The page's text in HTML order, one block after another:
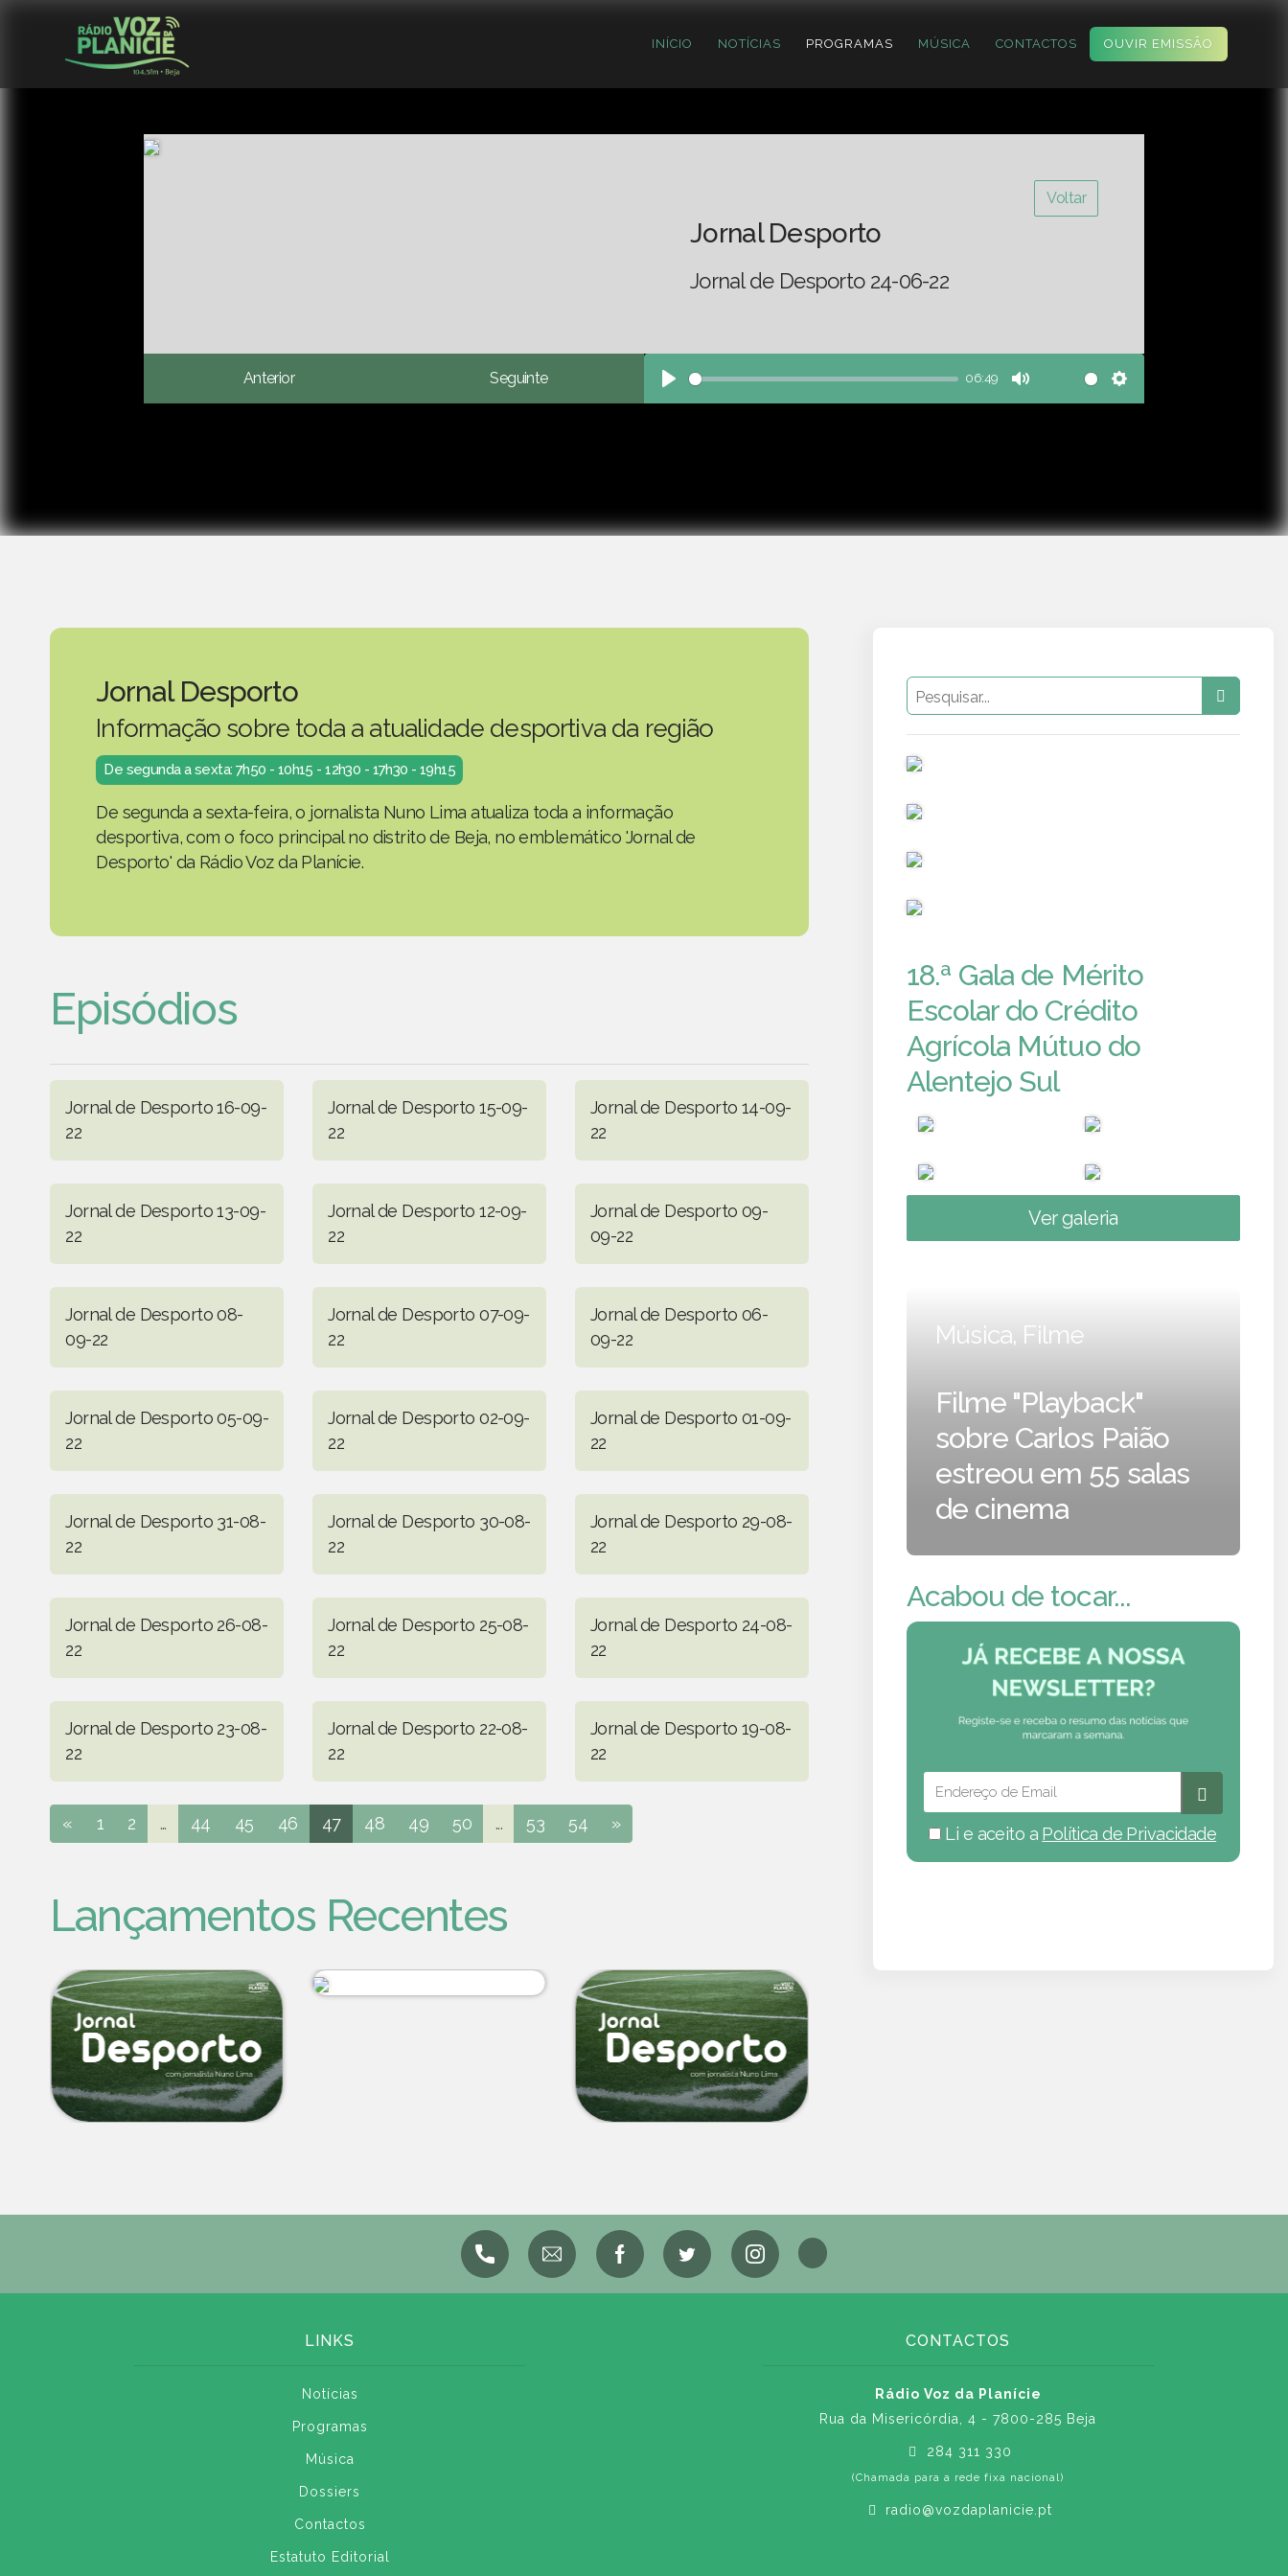
INÍCIO NOTÍCIAS PROGRAMAS MÚSICA CONTACTOS OUVIR EMISSÃO
Voltar
Jornal Desporto
Jornal de Desporto 24-06-22
Anterior Seguinte
Play
06:49
Mute Settings
Jornal Desporto
Informação sobre toda a atualidade desportiva da região
De segunda a sexta: 7h50 - 10h15 - 12h30 - 17h30 - 19h15
De segunda a sexta-feira, o jornalista Nuno Lima atualiza toda a informação
desportiva, com o foco principal no distrito de Beja, no emblemático 'Jornal de
Desporto' da Rádio Voz da Planície.
Episódios
Jornal de Desporto 16-09-
22
Jornal de Desporto 15-09-
22
Jornal de Desporto 14-09-
22
Jornal de Desporto 13-09-
22
Jornal de Desporto 12-09-
22
Jornal de Desporto 09-
09-22
Jornal de Desporto 08-
09-22
Jornal de Desporto 07-09-
22
Jornal de Desporto 06-
09-22
Jornal de Desporto 05-09-
22
Jornal de Desporto 02-09-
22
Jornal de Desporto 01-09-
22
Jornal de Desporto 31-08-
22
Jornal de Desporto 30-08-
22
Jornal de Desporto 29-08-
22
Jornal de Desporto 26-08-
22
Jornal de Desporto 25-08-
22
Jornal de Desporto 24-08-
22
Jornal de Desporto 23-08-
22
Jornal de Desporto 22-08-
22
Jornal de Desporto 19-08-
22
« 1 2 ... 44 45 46 47 48 49 50 ... 53 54 »
Lançamentos Recentes
18.ª Gala de Mérito
Escolar do Crédito
Agrícola Mútuo do
Alentejo Sul
Ver galeria
Música, Filme
Filme "Playback"
sobre Carlos Paião
estreou em 55 salas
de cinema
Acabou de tocar...
Li e aceito a Política de Privacidade
LINKS
Notícias
Programas
Música
Dossiers
Contactos
Estatuto Editorial
CONTACTOS
Rádio Voz da Planície
Rua da Misericórdia, 4 - 7800-285 Beja
284 311 330
(Chamada para a rede fixa nacional)
radio@vozdaplanicie.pt